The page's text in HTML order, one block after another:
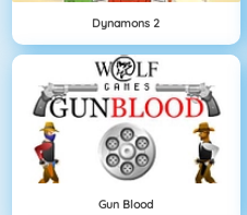
Dynamons 2
Gun Blood